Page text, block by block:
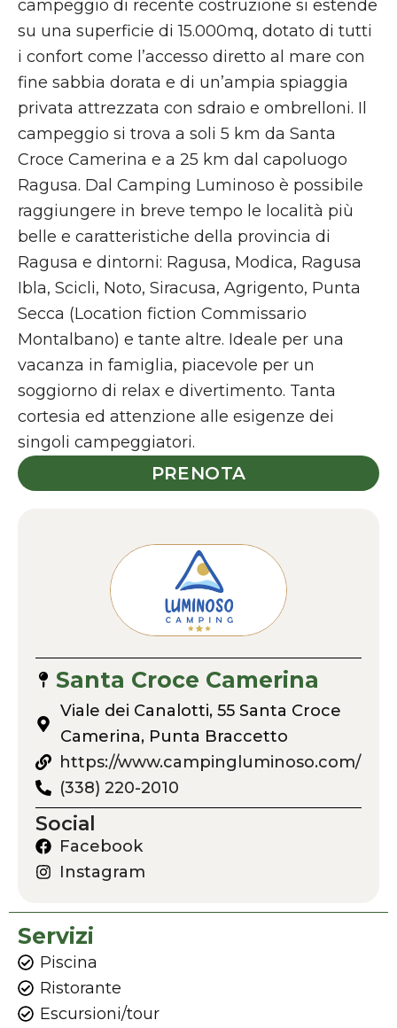
campeggio di recente costruzione si estende
su una superficie di 15.000mq, dotato di tutti
i confort come l’accesso diretto al mare con
fine sabbia dorata e di un’ampia spiaggia
privata attrezzata con sdraio e ombrelloni. Il
campeggio si trova a soli 5 km da Santa
Croce Camerina e a 25 km dal capoluogo
Ragusa. Dal Camping Luminoso è possibile
raggiungere in breve tempo le località più
belle e caratteristiche della provincia di
Ragusa e dintorni: Ragusa, Modica, Ragusa
Ibla, Scicli, Noto, Siracusa, Agrigento, Punta
Secca (Location fiction Commissario
Montalbano) e tante altre. Ideale per una
vacanza in famiglia, piacevole per un
soggiorno di relax e divertimento. Tanta
cortesia ed attenzione alle esigenze dei
singoli campeggiatori.
PRENOTA
Santa Croce Camerina
Viale dei Canalotti, 55 Santa Croce
Camerina, Punta Braccetto
https://www.campingluminoso.com/
(338) 220-2010
Social
Facebook
Instagram
Servizi
Piscina
Ristorante
Escursioni/tour